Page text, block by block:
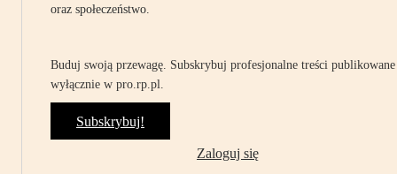
oraz społeczeństwo.
Buduj swoją przewagę. Subskrybuj profesjonalne treści publikowane
wyłącznie w pro.rp.pl.
Subskrybuj!
Zaloguj się